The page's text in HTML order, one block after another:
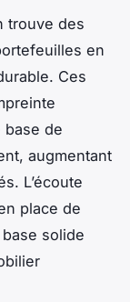
trouve des
en
Ces
base de
augmentant
L’écoute
place de
solide